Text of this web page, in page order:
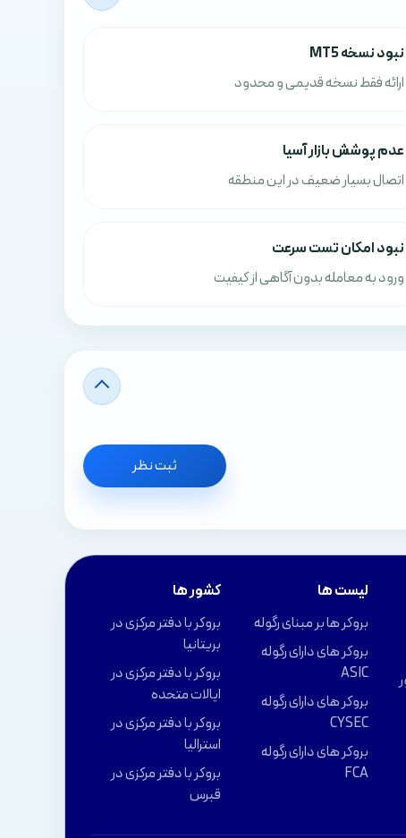
نبود نسخه MT5
ارائه فقط نسخه قدیمی و محدود
عدم پوشش بازار آسیا
اتصال بسیار ضعیف در این منطقه
نبود امکان تست سرعت
ورود به معامله بدون آگاهی از کیفیت
ثبت نظر
لیست ها
بروکر ها بر مبنای رگوله
بروکر های دارای رگوله
ASIC
بروکر های دارای رگوله
CYSEC
بروکر های دارای رگوله
FCA
کشور ها
بروکر با دفتر مرکزی در
بریتانیا
بروکر با دفتر مرکزی در
ایالات متحده
بروکر با دفتر مرکزی در
استرالیا
بروکر با دفتر مرکزی در
قبرس